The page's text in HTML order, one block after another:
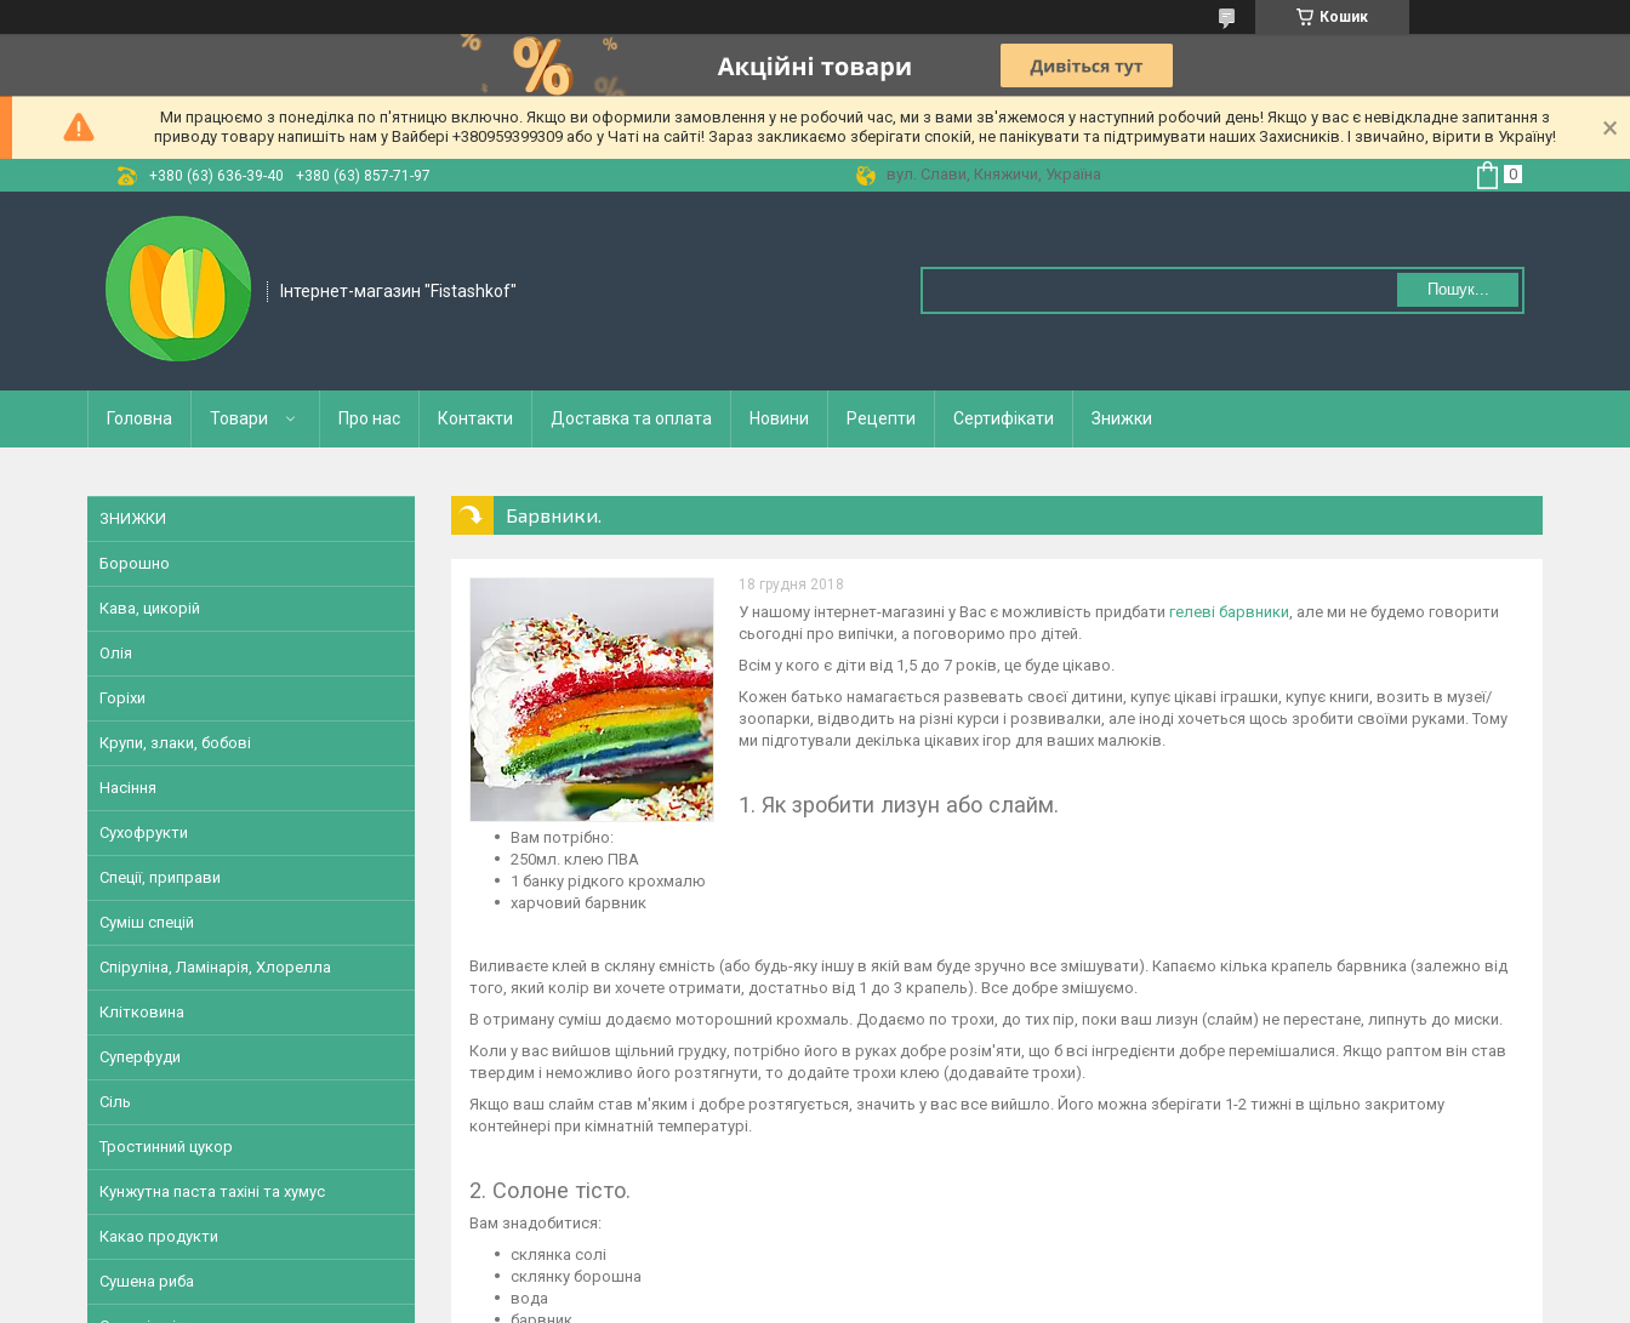
Кошик
Ми працюємо з понеділка по п'ятницю включно. Якщо ви оформили замовлення у не робочий час, ми з вами зв'яжемося у наступний робочий день! Якщо у вас є невідкладне запитання з
приводу товару напишіть нам у Вайбері +380959399309 або у Чаті на сайті! Зараз закликаємо зберігати спокій, не панікувати та підтримувати наших Захисників. І звичайно, вірити в Україну!
+380 (63) 636-39-40 +380 (63) 857-71-97 вул. Слави, Княжичи, Україна
Інтернет-магазин "Fistashkof" Пошук...
Головна Товари Про нас Контакти Доставка та оплата Новини Рецепти Сертифікати Знижки
Барвники.
18 грудня 2018
У нашому інтернет-магазині у Вас є можливість придбати гелеві барвники, але ми не будемо говорити
сьогодні про випічки, а поговоримо про дітей.
Всім у кого є діти від 1,5 до 7 років, це буде цікаво.
Кожен батько намагається развевать своєї дитини, купує цікаві іграшки, купує книги, возить в музеї/
зоопарки, відводить на різні курси і розвивалки, але іноді хочеться щось зробити своїми руками. Тому
ми підготували декілька цікавих ігор для ваших малюків.
1. Як зробити лизун або слайм.
Вам потрібно:
250мл. клею ПВА
1 банку рідкого крохмалю
харчовий барвник
Виливаєте клей в скляну ємність (або будь-яку іншу в якій вам буде зручно все змішувати). Капаємо кілька крапель барвника (залежно від
того, який колір ви хочете отримати, достатньо від 1 до 3 крапель). Все добре змішуємо.
В отриману суміш додаємо моторошний крохмаль. Додаємо по трохи, до тих пір, поки ваш лизун (слайм) не перестане, липнуть до миски.
Коли у вас вийшов щільний грудку, потрібно його в руках добре розім'яти, що б всі інгредієнти добре перемішалися. Якщо раптом він став
твердим і неможливо його розтягнути, то додайте трохи клею (додавайте трохи).
Якщо ваш слайм став м'яким і добре розтягується, значить у вас все вийшло. Його можна зберігати 1-2 тижні в щільно закритому
контейнері при кімнатній температурі.
2. Солоне тісто.
Вам знадобитися:
склянка солі
склянку борошна
вода
ЗНИЖКИ
Борошно
Кава, цикорій
Олія
Горіхи
Крупи, злаки, бобові
Насіння
Сухофрукти
Спеції, приправи
Суміш спецій
Спіруліна, Ламінарія, Хлорелла
Клітковина
Суперфуди
Сіль
Тростинний цукор
Кунжутна паста тахіні та хумус
Какао продукти
Сушена риба